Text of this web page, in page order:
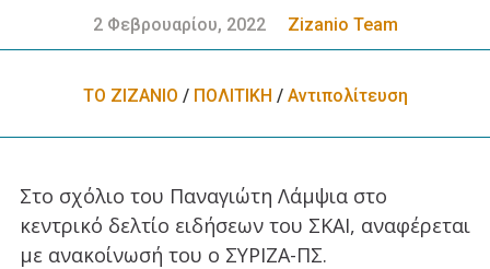
2 Φεβρουαρίου, 2022 Zizanio Team
ΤΟ ΖΙΖΑΝΙΟ / ΠΟΛΙΤΙΚΗ / Αντιπολίτευση
Στο σχόλιο του Παναγιώτη Λάμψια στο
κεντρικό δελτίο ειδήσεων του ΣΚΑΙ, αναφέρεται
με ανακοίνωσή του ο ΣΥΡΙΖΑ-ΠΣ.